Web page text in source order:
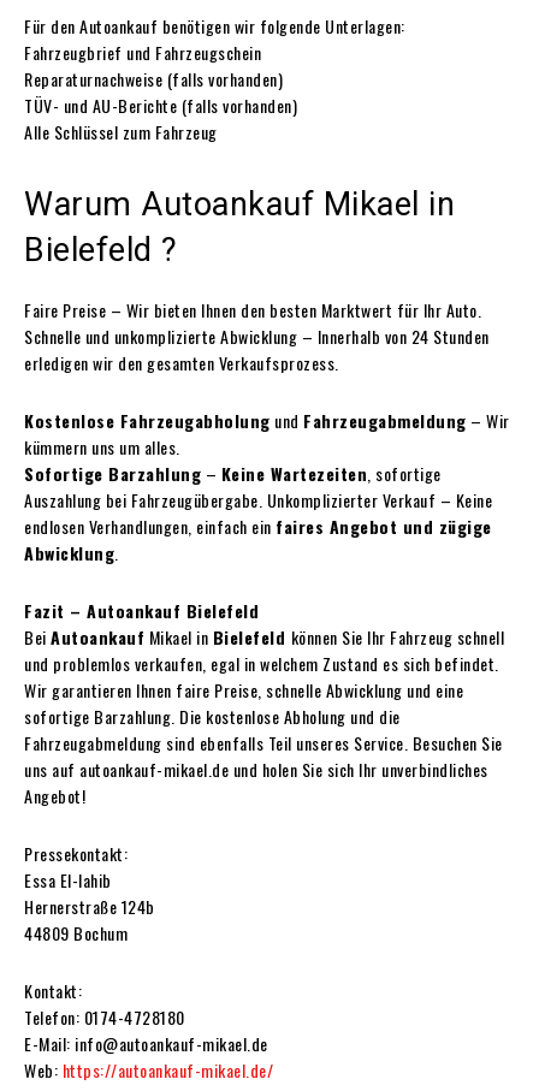
Für den Autoankauf benötigen wir folgende Unterlagen:
Fahrzeugbrief und Fahrzeugschein
Reparaturnachweise (falls vorhanden)
TÜV- und AU-Berichte (falls vorhanden)
Alle Schlüssel zum Fahrzeug
Warum Autoankauf Mikael in
Bielefeld ?
Faire Preise – Wir bieten Ihnen den besten Marktwert für Ihr Auto.
Schnelle und unkomplizierte Abwicklung – Innerhalb von 24 Stunden
erledigen wir den gesamten Verkaufsprozess.
Kostenlose Fahrzeugabholung und Fahrzeugabmeldung – Wir
kümmern uns um alles.
Sofortige Barzahlung – Keine Wartezeiten , sofortige
Auszahlung bei Fahrzeugübergabe. Unkomplizierter Verkauf – Keine
endlosen Verhandlungen, einfach ein faires Angebot und zügige
Abwicklung
Fazit – Autoankauf Bielefeld
BeiAutoankauf Mikael in Bielefeld können Sie Ihr Fahrzeug schnell
und problemlos verkaufen, egal in welchem Zustand es sich befindet.
Wir garantieren Ihnen faire Preise, schnelle Abwicklung und eine
sofortige Barzahlung. Die kostenlose Abholung und die
Fahrzeugabmeldung sind ebenfalls Teil unseres Service. Besuchen Sie
uns auf autoankauf-mikael.de und holen Sie sich Ihr unverbindliches
Angebot!
Pressekontakt:
Essa El-lahib
Hernerstraße 124b
44809 Bochum
Kontakt:
Telefon: 0174-4728180
E-Mail: info@autoankauf-mikael.de
Web: https://autoankauf-mikael.de/